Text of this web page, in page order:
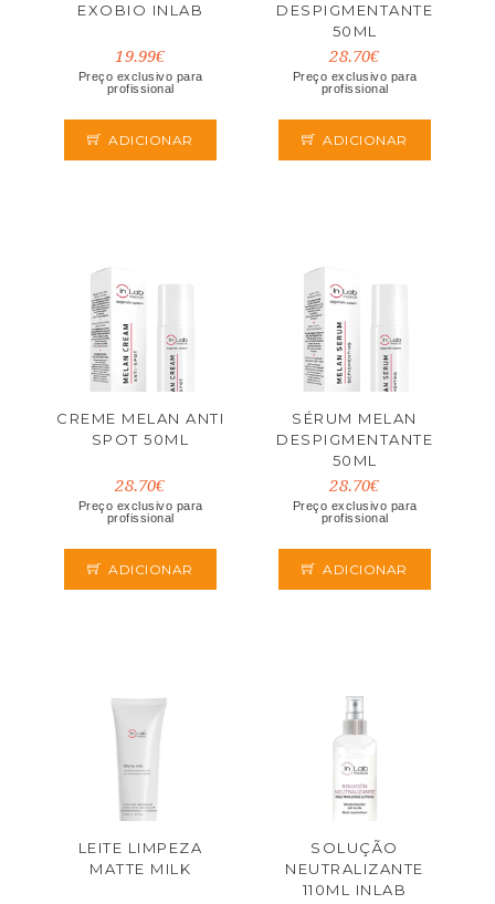
EXOBIO INLAB
19.99€
Preço exclusivo para
profissional
ADICIONAR
DESPIGMENTANTE
50ML
28.70€
Preço exclusivo para
profissional
ADICIONAR
CREME MELAN ANTI
SPOT 50ML
28.70€
Preço exclusivo para
profissional
ADICIONAR
SÉRUM MELAN
DESPIGMENTANTE
50ML
28.70€
Preço exclusivo para
profissional
ADICIONAR
LEITE LIMPEZA
MATTE MILK
SOLUÇÃO
NEUTRALIZANTE
110ML INLAB